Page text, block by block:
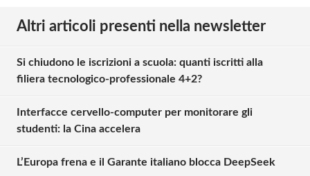
Altri articoli presenti nella newsletter
Si chiudono le iscrizioni a scuola: quanti iscritti alla
filiera tecnologico-professionale 4+2?
Interfacce cervello-computer per monitorare gli
studenti: la Cina accelera
L’Europa frena e il Garante italiano blocca DeepSeek